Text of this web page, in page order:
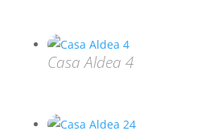
Casa Aldea 4